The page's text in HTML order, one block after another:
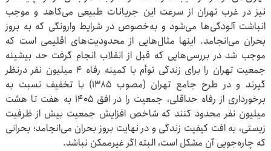
نیز در غرب تهران از سرعت این جریانات طبیعی می‌کاهد و موجب
انباشت آلودگی‌ها می‌شود و به‌خصوص در شرایط وارونگی که به بروز
بحران می‌انجامد. اینها مثال‌هایی از محدودیت‌های اقلیمی است که
موجب شد در بررسی‌هایی که قبل از انقلاب انجام گرفت حد بیشینه
جمعیت تهران را برای زندگی توأم با کمینه رفاه ۴ میلیون نفر درنظر
گیرند و در طرح جامع تهران (مصوب ۱۳۸۵) با تخفیف نسبت به
برخورداری از رفاه حداقلی، جمعیت را در افق ۱۴۰۵ به هفت تا هشت
میلیون نفر محدود کنند که شاخص افزایش جمعیت بیش از ظرفیت
زیستی، به افت کیفیت زندگی و در نهایت بروز بحران می‌انجامد؛ بحرانی
که چاره‌جویی آن مشکل است، البته اگر غیرممکن نباشد.